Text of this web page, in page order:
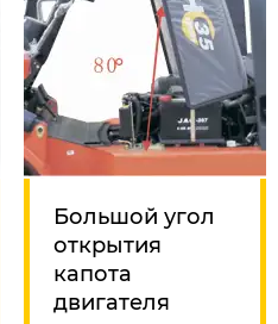
Большой угол
открытия
капота
двигателя